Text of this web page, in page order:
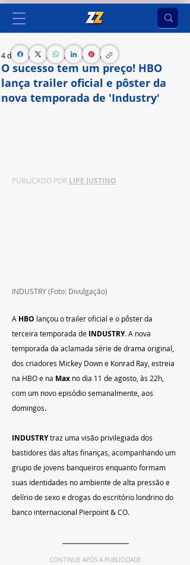
O sucesso tem um preço! HBO
lança trailer oficial e pôster da
nova temporada de 'Industry'
4 de ago. de 2024 2 min de leitura
PUBLICADO POR LIPE JUSTINO
INDUSTRY (Foto: Divulgação)
A HBO lançou o trailer oficial e o pôster da
terceira temporada de INDUSTRY. A nova
temporada da aclamada série de drama original,
dos criadores Mickey Down e Konrad Ray, estreia
na HBOe na Max no dia 11 de agosto, às 22h,
com um novo episódio semanalmente, aos
domingos.
INDUSTRY traz uma visão privilegiada dos
bastidores das altas finanças, acompanhando um
grupo de jovens banqueiros enquanto formam
suas identidades no ambiente de alta pressão e
delírio de sexo e drogas do escritório londrino do
banco internacional Pierpoint & CO.
CONTINUE APÓS A PUBLICIDADE